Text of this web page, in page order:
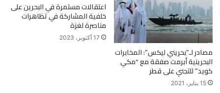
مصادر لـ”بحريني ليكس”: المخابرات
البحرينية أبرمت صفقة مع “مكي
كويد” للتجني على قطر
15 يناير، 2021
اعتقالات مستمرة في البحرين على
خلفية المشاركة في تظاهرات
مناصرة لغزة
17 أكتوبر، 2023